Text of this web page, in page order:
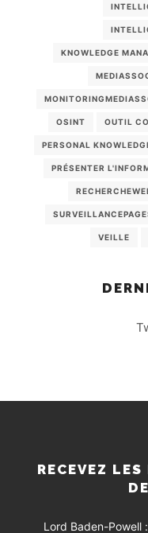
KNOWLEDGE
OSINT OUTIL
PERSONAL
PRÉSENTER
VEILLE
RECEVEZ
Lord Baden-Powell